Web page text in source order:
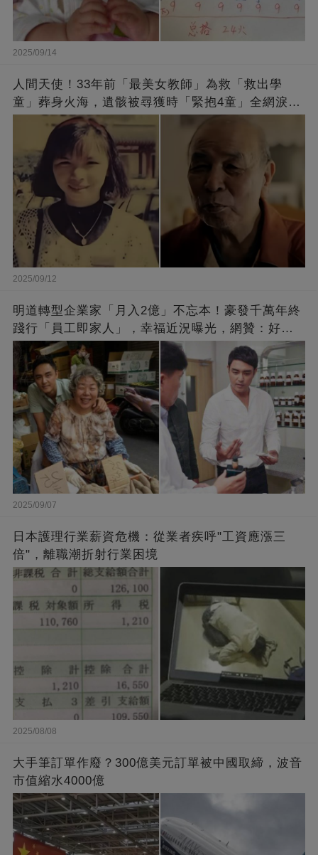
2025/09/14
人間天使！33年前「最美女教師」為救「救出學
童」葬身火海，遺骸被尋獲時「緊抱4童」全網淚
崩：真正的英雄不該被遺忘
2025/09/12
明道轉型企業家「月入2億」不忘本！豪發千萬年終
踐行「員工即家人」，幸福近況曝光，網贊：好老
闆的福報
2025/09/07
日本護理行業薪資危機：從業者疾呼"工資應漲三
倍"，離職潮折射行業困境
2025/08/08
大手筆訂單作廢？300億美元訂單被中國取締，波音
市值縮水4000億